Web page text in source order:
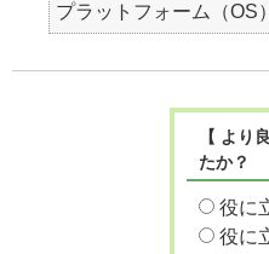
プラットフォーム（OS）
【 より
たか？
役に
役に